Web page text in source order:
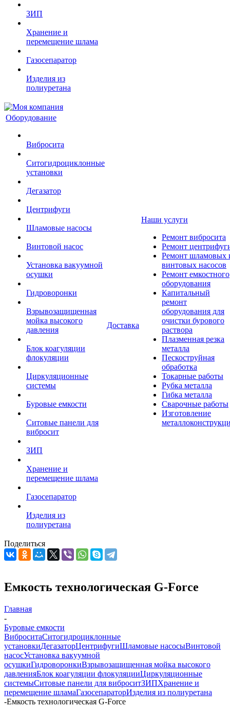
ЗИП
Хранение и
перемещение шлама
Газосепаратор
Изделия из
полиуретана
Оборудование
Вибросита
Ситогидроциклонные
установки
Дегазатор
Центрифуги
Шламовые насосы
Винтовой насос
Установка вакуумной
осушки
Гидроворонки
Взрывозащищенная
мойка высокого
давления
Блок коагуляции
флокуляции
Циркуляционные
системы
Буровые емкости
Ситовые панели для
вибросит
ЗИП
Хранение и
перемещение шлама
Газосепаратор
Изделия из
полиуретана
Доставка
Наши услуги
Ремонт вибросита
Ремонт
Ремонт шламовых
винтовых насосов
Ремонт емкостного
оборудования
Капитальный
ремонт
оборудования для
очистки бурового
раствора
Плазменная резка
металла
Пескоструйная
обработка
Токарные работы
Рубка металла
Гибка металла
Сварочные работы
Изготовление
Поделиться
Емкость технологическая G-Force
Главная
-
Буровые емкости
ВиброситаСитогидроциклонные
установкиДегазаторЦентрифугиШламовые насосыВинтовой
насосУстановка вакуумной
осушкиГидроворонкиВзрывозащищенная мойка высокого
давленияБлок коагуляции флокуляцииЦиркуляционные
системыСитовые панели для виброситЗИПХранение и
перемещение шламаГазосепараторИзделия из полиуретана
-Емкость технологическая G-Force